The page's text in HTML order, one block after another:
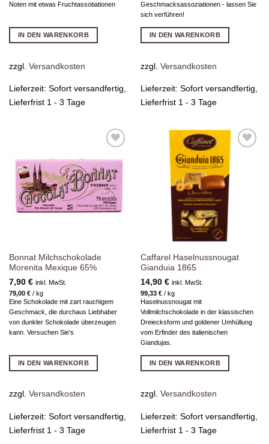
Noten mit etwas Fruchtassotiationen
IN DEN WARENKORB
zzgl. Versandkosten
Lieferzeit: Sofort versandfertig,
Lieferfrist 1 - 3 Tage
Geschmacksassoziationen - lassen Sie
sich verführen!
IN DEN WARENKORB
zzgl. Versandkosten
Lieferzeit: Sofort versandfertig,
Lieferfrist 1 - 3 Tage
Wunschliste
hinzufügen
Bonnat Milchschokolade
Morenita Mexique 65%
7,90 € inkl. MwSt.
79,00 €/ kg
Eine Schokolade mit zart rauchigem
Geschmack, die durchaus Liebhaber
von dunkler Schokolade überzeugen
kann. Versuchen Sie's
IN DEN WARENKORB
zzgl. Versandkosten
Lieferzeit: Sofort versandfertig,
Lieferfrist 1 - 3 Tage
Zur
Wunschliste
hinzufügen
Caffarel Haselnussnougat
Gianduia 1865
14,90 € inkl. MwSt.
99,33 €/ kg
Haselnussnougat mit
Vollmilchschokolade in der klassischen
Dreiecksform und goldener Umhüllung
vom Erfinder des italienischen
Giandujas.
IN DEN WARENKORB
zzgl. Versandkosten
Lieferzeit: Sofort versandfertig,
Lieferfrist 1 - 3 Tage